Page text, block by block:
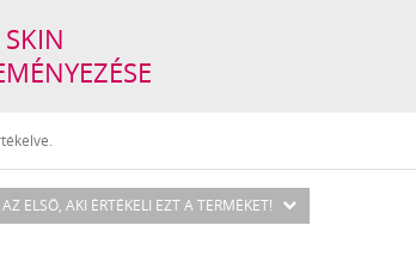
ELSŐ, AKI ÉRTÉKELI EZT A TERMÉKET!